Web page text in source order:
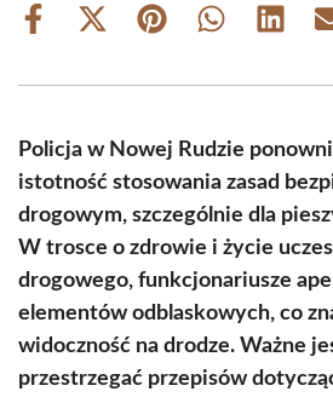
Share
Share
(Twitter)
Share Share Share
Policja w Nowej Rudzie
istotność stosowania zasad
drogowym, szczególnie dla
W trosce o zdrowie i życie
drogowego, funkcjonariusze
elementów odblaskowych, co
widoczność na drodze. Ważne
przestrzegać przepisów